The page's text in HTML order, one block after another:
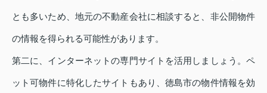
とも多いため、地元の不動産会社に相談すると、非公開物件
の情報を得られる可能性があります。
第二に、インターネットの専門サイトを活用しましょう。ペ
ット可物件に特化したサイトもあり、徳島市の物件情報を効